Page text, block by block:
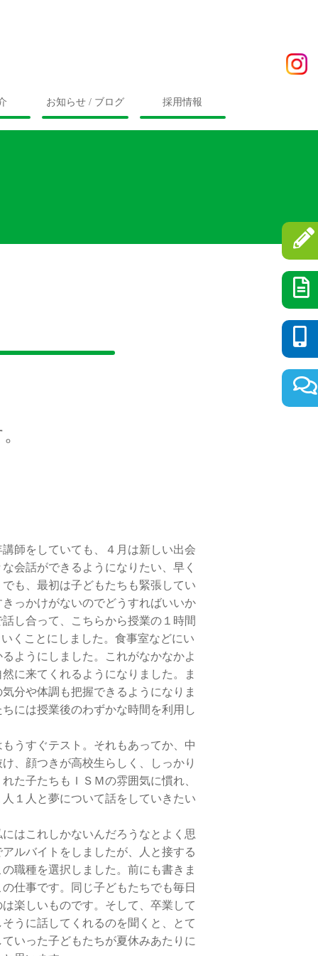
お知らせ / ブログ 採用情報
師をしていても、４月は新しい出会
会話ができるようになりたい、早く
も、最初は子どもたちも緊張してい
っかけがないのでどうすればいいか
し合って、こちらから授業の１時間
くことにしました。食事室などにい
ようにしました。これがなかなかよ
に来てくれるようになりました。ま
分や体調も把握できるようになりま
には授業後のわずかな時間を利用し
うすぐテスト。それもあってか、中
、顔つきが高校生らしく、しっかり
た子たちもＩＳＭの雰囲気に慣れ、
１人と夢について話をしていきたい
はこれしかないんだろうなとよく思
ルバイトをしましたが、人と接する
職種を選択しました。前にも書きま
仕事です。同じ子どもたちでも毎日
楽しいものです。そして、卒業して
うに話してくれるのを聞くと、とて
いった子どもたちが夏休みあたりに